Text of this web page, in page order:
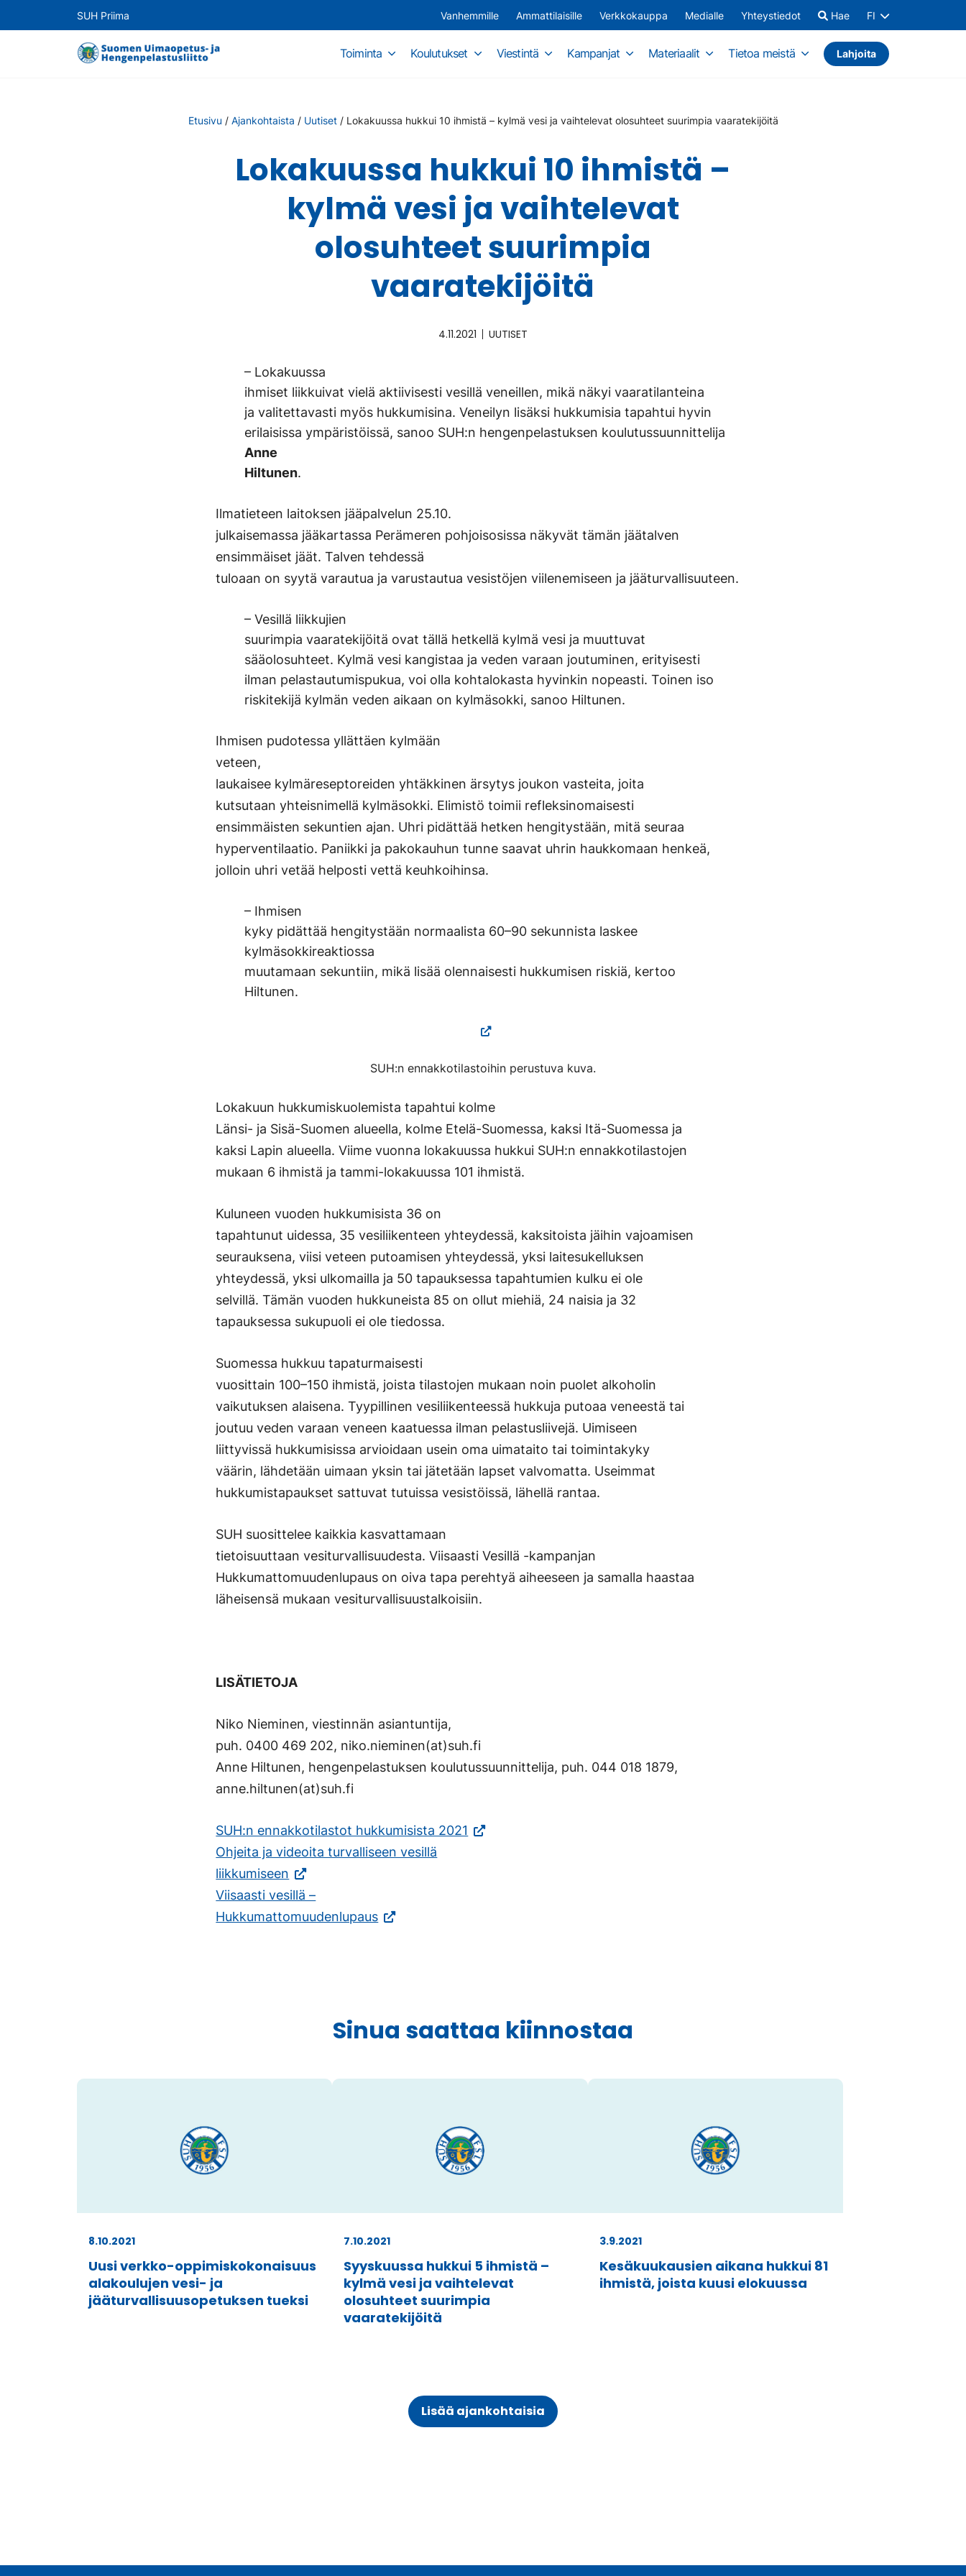
SUH Priima Vanhemmille Ammattilaisille Verkkokauppa Medialle Yhteystiedot Hae FI
Toiminta Koulutukset Viestintä Kampanjat Materiaalit Tietoa meistä Lahjoita
Etusivu / Ajankohtaista / Uutiset/ Lokakuussa hukkui 10 ihmistä – kylmä vesi ja vaihtelevat olosuhteet suurimpia vaaratekijöitä
Lokakuussa hukkui 10 ihmistä –
kylmä vesi ja vaihtelevat
olosuhteet suurimpia
vaaratekijöitä
4.11.2021 UUTISET
– Lokakuussa
ihmiset liikkuivat vielä aktiivisesti vesillä veneillen, mikä näkyi vaaratilanteina
ja valitettavasti myös hukkumisina. Veneilyn lisäksi hukkumisia tapahtui hyvin
erilaisissa ympäristöissä, sanoo SUH:n hengenpelastuksen koulutussuunnittelija
Anne
Hiltunen.
Ilmatieteen laitoksen jääpalvelun 25.10.
julkaisemassa jääkartassa Perämeren pohjoisosissa näkyvät tämän jäätalven
ensimmäiset jäät. Talven tehdessä
tuloaan on syytä varautua ja varustautua vesistöjen viilenemiseen ja jääturvallisuuteen.
– Vesillä liikkujien
suurimpia vaaratekijöitä ovat tällä hetkellä kylmä vesi ja muuttuvat
sääolosuhteet. Kylmä vesi kangistaa ja veden varaan joutuminen, erityisesti
ilman pelastautumispukua, voi olla kohtalokasta hyvinkin nopeasti. Toinen iso
riskitekijä kylmän veden aikaan on kylmäsokki, sanoo Hiltunen.
Ihmisen pudotessa yllättäen kylmään
veteen,
laukaisee kylmäreseptoreiden yhtäkkinen ärsytys joukon vasteita, joita
kutsutaan yhteisnimellä kylmäsokki. Elimistö toimii refleksinomaisesti
ensimmäisten sekuntien ajan. Uhri pidättää hetken hengitystään, mitä seuraa
hyperventilaatio. Paniikki ja pakokauhun tunne saavat uhrin haukkomaan henkeä,
jolloin uhri vetää helposti vettä keuhkoihinsa.
– Ihmisen
kyky pidättää hengitystään normaalista 60–90 sekunnista laskee
kylmäsokkireaktiossa
muutamaan sekuntiin, mikä lisää olennaisesti hukkumisen riskiä, kertoo
Hiltunen.
SUH:n ennakkotilastoihin perustuva kuva.
Lokakuun hukkumiskuolemista tapahtui kolme
Länsi- ja Sisä-Suomen alueella, kolme Etelä-Suomessa, kaksi Itä-Suomessa ja
kaksi Lapin alueella. Viime vuonna lokakuussa hukkui SUH:n ennakkotilastojen
mukaan 6 ihmistä ja tammi-lokakuussa 101 ihmistä.
Kuluneen vuoden hukkumisista 36 on
tapahtunut uidessa, 35 vesiliikenteen yhteydessä, kaksitoista jäihin vajoamisen
seurauksena, viisi veteen putoamisen yhteydessä, yksi laitesukelluksen
yhteydessä, yksi ulkomailla ja 50 tapauksessa tapahtumien kulku ei ole
selvillä. Tämän vuoden hukkuneista 85 on ollut miehiä, 24 naisia ja 32
tapauksessa sukupuoli ei ole tiedossa.
Suomessa hukkuu tapaturmaisesti
vuosittain 100–150 ihmistä, joista tilastojen mukaan noin puolet alkoholin
vaikutuksen alaisena. Tyypillinen vesiliikenteessä hukkuja putoaa veneestä tai
joutuu veden varaan veneen kaatuessa ilman pelastusliivejä. Uimiseen
liittyvissä hukkumisissa arvioidaan usein oma uimataito tai toimintakyky
väärin, lähdetään uimaan yksin tai jätetään lapset valvomatta. Useimmat
hukkumistapaukset sattuvat tutuissa vesistöissä, lähellä rantaa.
SUH suosittelee kaikkia kasvattamaan
tietoisuuttaan vesiturvallisuudesta. Viisaasti Vesillä -kampanjan
Hukkumattomuudenlupaus on oiva tapa perehtyä aiheeseen ja samalla haastaa
läheisensä mukaan vesiturvallisuustalkoisiin.
LISÄTIETOJA
Niko Nieminen, viestinnän asiantuntija,
puh. 0400 469 202, niko.nieminen(at)suh.fi
Anne Hiltunen, hengenpelastuksen koulutussuunnittelija, puh. 044 018 1879,
anne.hiltunen(at)suh.fi
SUH:n ennakkotilastot hukkumisista 2021
Ohjeita ja videoita turvalliseen vesillä
liikkumiseen
Viisaasti vesillä –
Hukkumattomuudenlupaus
Sinua saattaa kiinnostaa
8.10.2021
Uusi verkko-oppimiskokonaisuus
alakoulujen vesi- ja
jääturvallisuusopetuksen tueksi
7.10.2021
Syyskuussa hukkui 5 ihmistä –
kylmä vesi ja vaihtelevat
olosuhteet suurimpia
vaaratekijöitä
3.9.2021
Kesäkuukausien aikana hukkui 81
ihmistä, joista kuusi elokuussa
Lisää ajankohtaisia